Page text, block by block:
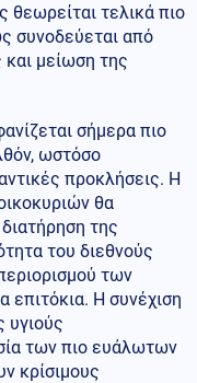
τελικά πιο
συνοδεύεται από
μείωση της
σήμερα πιο
ωστόσο
προκλήσεις. Η
θα
της
του διεθνούς
των
επιτόκια. Η συνέχιση
υγιούς
των πιο ευάλωτων
κρίσιμους